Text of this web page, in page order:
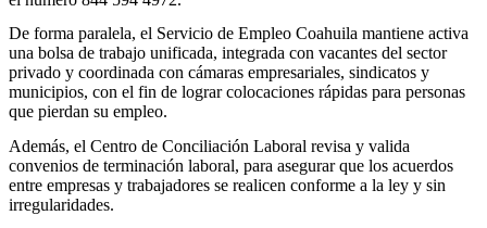
De forma paralela, el Servicio de Empleo Coahuila mantiene activa
una bolsa de trabajo unificada, integrada con vacantes del sector
privado y coordinada con cámaras empresariales, sindicatos y
municipios, con el fin de lograr colocaciones rápidas para personas
que pierdan su empleo.
Además, el Centro de Conciliación Laboral revisa y valida
convenios de terminación laboral, para asegurar que los acuerdos
entre empresas y trabajadores se realicen conforme a la ley y sin
irregularidades.